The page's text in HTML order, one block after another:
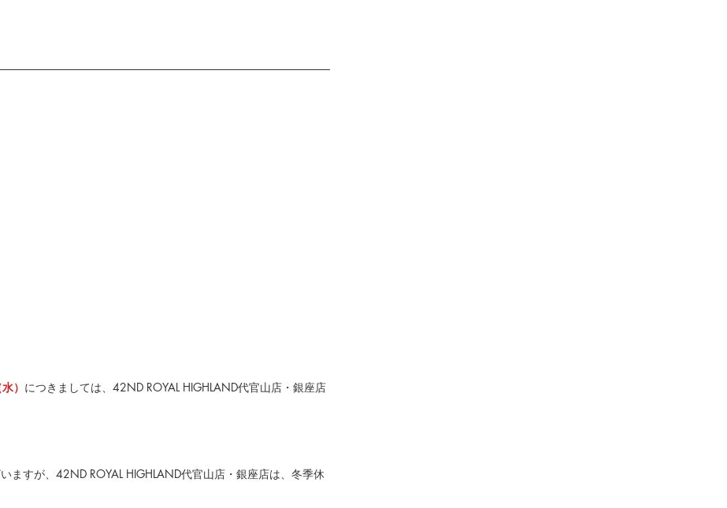
） につきましては、 42ND ROYAL HIGHLAND代官山店・銀座店
ますが、42ND ROYAL HIGHLAND代官山店・銀座店は、冬季休